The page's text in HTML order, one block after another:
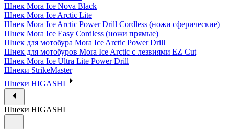
Шнек Mora Ice Nova Black
Шнек Mora Ice Arctic Lite
Шнек Mora Ice Arctic Power Drill Cordless (ножи сферические)
Шнек Mora Ice Easy Cordless (ножи прямые)
Шнек для мотобура Mora Ice Arctic Power Drill
Шнек для мотобуров Mora Ice Arctic с лезвиями EZ Cut
Шнек Mora Ice Ultra Lite Power Drill
Шнеки StrikeMaster
Шнеки HIGASHI
Шнеки HIGASHI